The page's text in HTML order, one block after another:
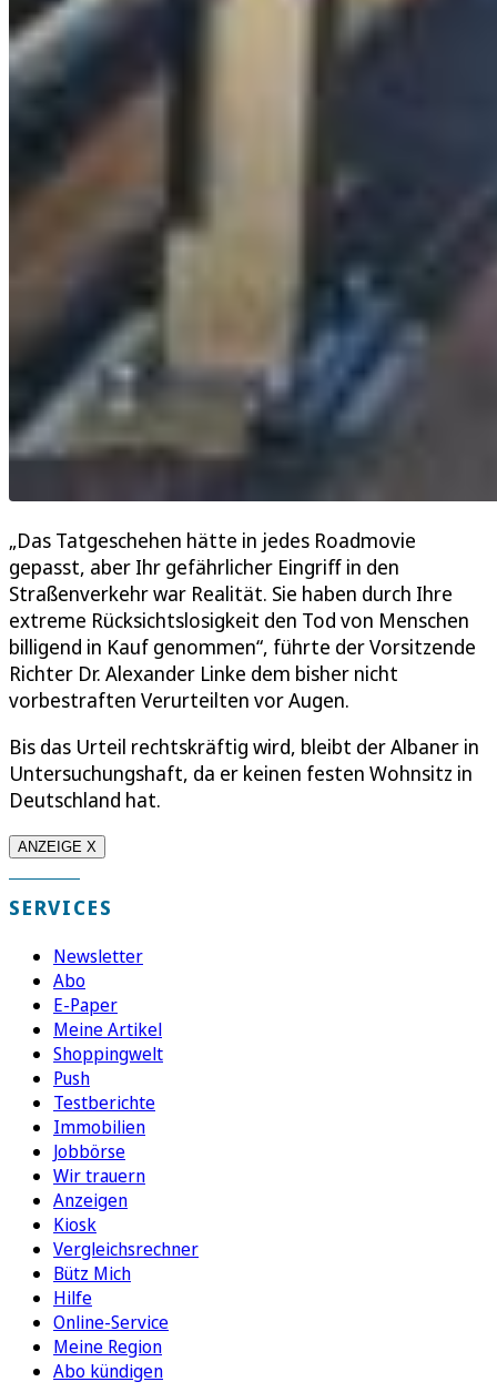
„Das Tatgeschehen hätte in jedes Roadmovie
gepasst, aber Ihr gefährlicher Eingriff in den
Straßenverkehr war Realität. Sie haben durch Ihre
extreme Rücksichtslosigkeit den Tod von Menschen
billigend in Kauf genommen“, führte der Vorsitzende
Richter Dr. Alexander Linke dem bisher nicht
vorbestraften Verurteilten vor Augen.
Bis das Urteil rechtskräftig wird, bleibt der Albaner in
Untersuchungshaft, da er keinen festen Wohnsitz in
Deutschland hat.
ANZEIGE X
SERVICES
Newsletter
Abo
E-Paper
Meine Artikel
Shoppingwelt
Push
Testberichte
Immobilien
Jobbörse
Wir trauern
Anzeigen
Kiosk
Vergleichsrechner
Bütz Mich
Hilfe
Online-Service
Meine Region
Abo kündigen